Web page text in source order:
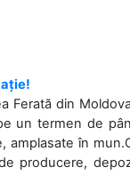
Ferată din
un termen de
amplasate în
producere,